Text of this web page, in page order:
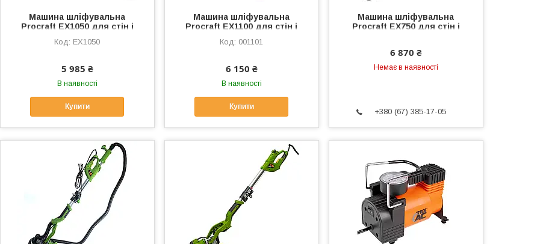
Машина шліфувальна
Procraft EX1050 для стін і
EX1050
5 985 ₴
В наявності
Купити
Машина шліфувальна
Procraft EX1100 для стін і
001101
6 150 ₴
В наявності
Купити
Машина шліфувальна
Procraft EX750 для стін і
6 870 ₴
Немає в наявності
+380 (67) 385-17-05